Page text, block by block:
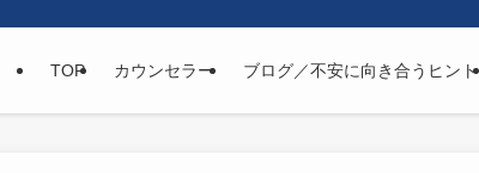
TOP カウンセラー ブログ／不安に向き合うヒント